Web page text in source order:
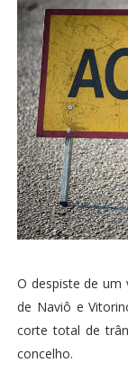
O despiste de um
de Naviô e
corte total de
concelho.